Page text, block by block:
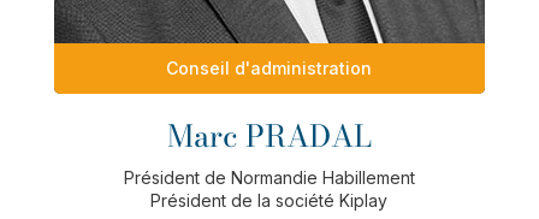
Conseil d'administration
Marc PRADAL
Président de Normandie Habillement
Président de la société Kiplay